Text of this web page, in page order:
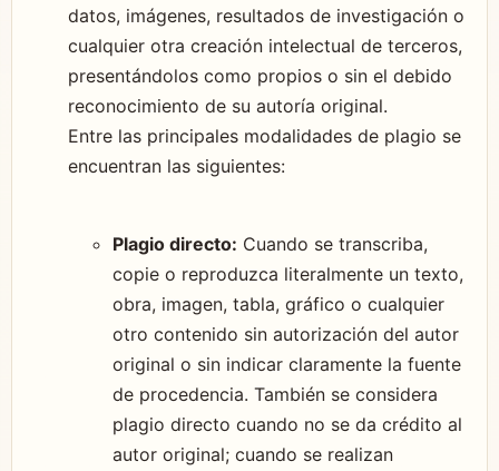
datos, imágenes, resultados de investigación o
cualquier otra creación intelectual de terceros,
presentándolos como propios o sin el debido
reconocimiento de su autoría original.
Entre las principales modalidades de plagio se
encuentran las siguientes:
Plagio directo: Cuando se transcriba,
copie o reproduzca literalmente un texto,
obra, imagen, tabla, gráfico o cualquier
otro contenido sin autorización del autor
original o sin indicar claramente la fuente
de procedencia. También se considera
plagio directo cuando no se da crédito al
autor original; cuando se realizan